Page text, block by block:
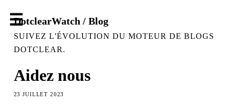
DotclearWatch / Blog
SUIVEZ L'ÉVOLUTION DU MOTEUR DE BLOGS
DOTCLEAR.
Aidez nous
23 JUILLET 2023